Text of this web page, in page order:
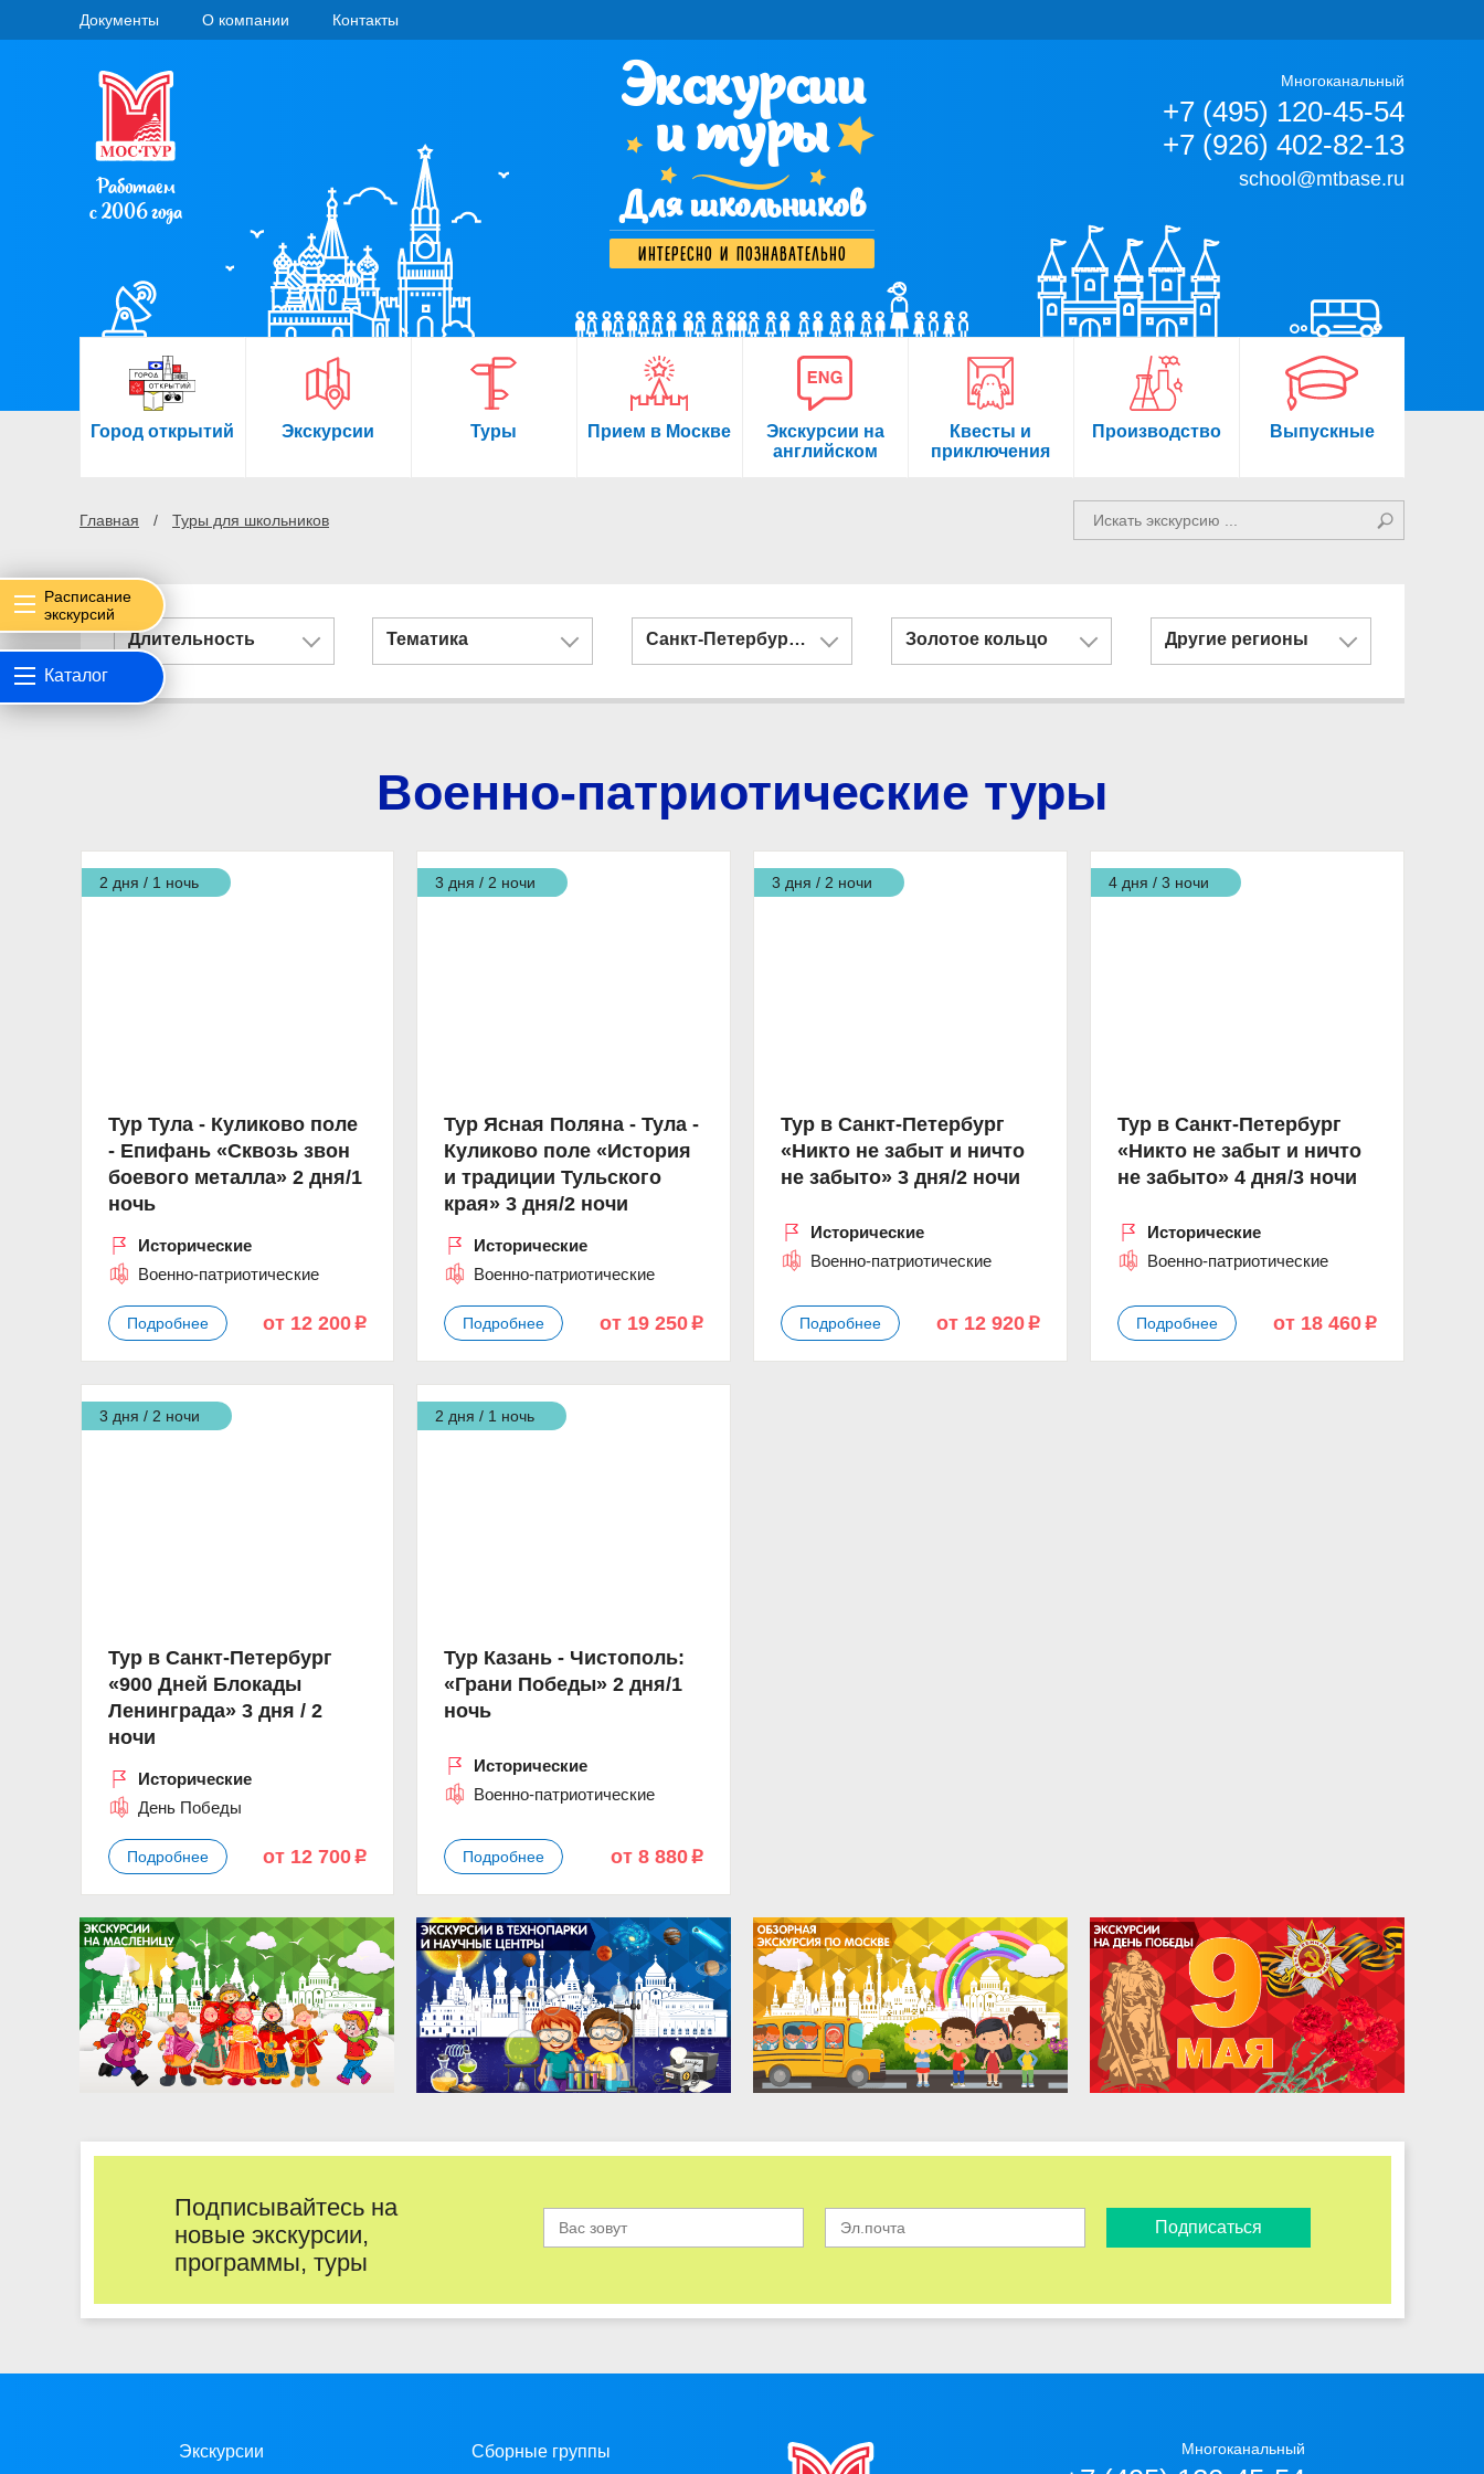
Документы О компании Контакты
Работаем
с 2006 года
Экскурсии
и туры
Для школьников
интересно и познавательно
Многоканальный
+7 (495) 120-45-54
+7 (926) 402-82-13
school@mtbase.ru
Город открытий Экскурсии Туры Прием в Москве
Экскурсии на
английском
Квесты и
приключения
Производство Выпускные
Главная Туры для школьников
Расписание
экскурсий
Каталог
Длительность Тематика Санкт-Петербург и Казань Золотое кольцо Другие регионы
Военно-патриотические туры
2 дня / 1 ночь
Тур Тула - Куликово поле
- Епифань «Сквозь звон
боевого металла» 2 дня/1
ночь
Исторические
Военно-патриотические
Подробнее от 12 200 p
3 дня / 2 ночи
Тур Ясная Поляна - Тула -
Куликово поле «История
и традиции Тульского
края» 3 дня/2 ночи
Исторические
Военно-патриотические
Подробнее от 19 250 p
3 дня / 2 ночи
Тур в Санкт-Петербург
«Никто не забыт и ничто
не забыто» 3 дня/2 ночи
Исторические
Военно-патриотические
Подробнее от 12 920p
4 дня / 3 ночи
Тур в Санкт-Петербург
«Никто не забыт и ничто
не забыто» 4 дня/3 ночи
Исторические
Военно-патриотические
Подробнее от 18 460p
3 дня / 2 ночи
Тур в Санкт-Петербург
«900 Дней Блокады
Ленинграда» 3 дня / 2
ночи
Исторические
День Победы
Подробнее от 12 700 p
2 дня / 1 ночь
Тур Казань - Чистополь:
«Грани Победы» 2 дня/1
ночь
Исторические
Военно-патриотические
Подробнее от 8 880 p
Подписывайтесь на
новые экскурсии,
программы, туры
Подписаться
Экскурсии Сборные группы Многоканальный